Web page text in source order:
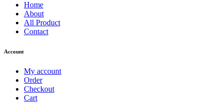
Home
About
All Product
Contact
Account
My account
Order
Checkout
Cart